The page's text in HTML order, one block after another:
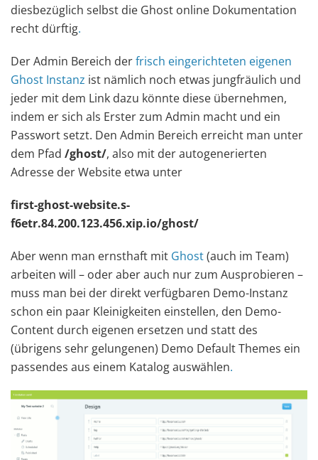
diesbezüglich selbst die Ghost online Dokumentation
recht dürftig.
Der Admin Bereich derfrisch eingerichteten eigenen
Ghost Instanz ist nämlich noch etwas jungfräulich und
jeder mit dem Link dazu könnte diese übernehmen,
indem er sich als Erster zum Admin macht und ein
Passwort setzt. Den Admin Bereich erreicht man unter
dem Pfad /ghost/, also mit der autogenerierten
Adresse der Website etwa unter
first-ghost-website.s-
f6etr.84.200.123.456.xip.io/ghost/
Aber wenn man ernsthaft mit Ghost(auch im Team)
arbeiten will – oder aber auch nur zum Ausprobieren –
muss man bei der direkt verfügbaren Demo-Instanz
schon ein paar Kleinigkeiten einstellen, den Demo-
Content durch eigenen ersetzen und statt des
(übrigens sehr gelungenen) Demo Default Themes ein
passendes aus einem Katalog auswählen.